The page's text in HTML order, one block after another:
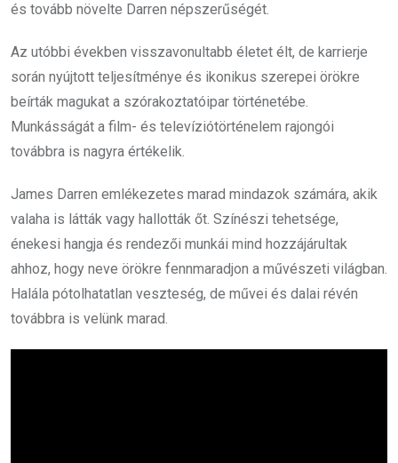
és tovább növelte Darren népszerűségét.
Az utóbbi években visszavonultabb életet élt, de karrierje
során nyújtott teljesítménye és ikonikus szerepei örökre
beírták magukat a szórakoztatóipar történetébe.
Munkásságát a film- és televíziótörténelem rajongói
továbbra is nagyra értékelik.
James Darren emlékezetes marad mindazok számára, akik
valaha is látták vagy hallották őt. Színészi tehetsége,
énekesi hangja és rendezői munkái mind hozzájárultak
ahhoz, hogy neve örökre fennmaradjon a művészeti világban.
Halála pótolhatatlan veszteség, de művei és dalai révén
továbbra is velünk marad.